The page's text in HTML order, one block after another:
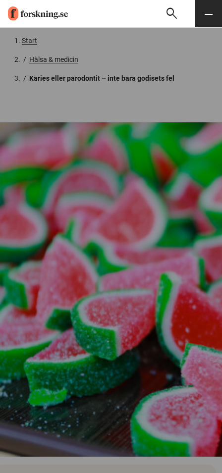
Söksearch Meny
Start
/ Hälsa & medicin
/ Karies eller parodontit – inte bara godisets fel